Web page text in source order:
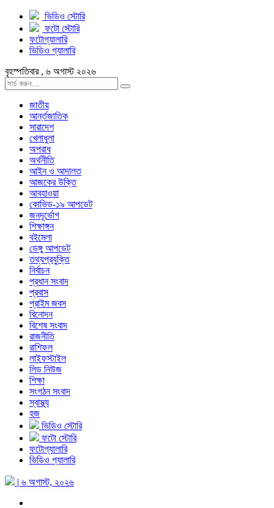
ভিডিও স্টোরি
ফটো স্টোরি
ফটোগ্যালারি
ভিডিও গ্যালারি
বৃহস্পতিবার , ৬ অগাস্ট ২০২৬
জাতীয়
আর্ন্তজাতিক
সারাদেশ
খেলাধুলা
অপরাধ
অর্থনীতি
আইন ও আদালত
আজকের উক্তি
আবহাওয়া
কোভিড-১৯ আপডেট
জনদূর্ভোগ
শিক্ষাঙ্গন
বইমেলা
ডেঙ্গু আপডেট
তথ্যপ্রযুক্তি
নির্বাচন
প্রধান সংবাদ
প্রবাস
প্রাইম জবস
বিনোদন
বিশেষ সংবাদ
রাজনীতি
রাশিফল
লাইফস্টাইল
লিড নিউজ
শিক্ষা
সংগঠন সংবাদ
স্বাস্থ্য
হজ
ভিডিও স্টোরি
ফটো স্টোরি
ফটোগ্যালারি
ভিডিও গ্যালারি
| ৬ অগাস্ট, ২০২৬